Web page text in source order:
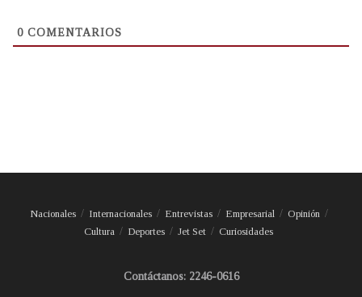
0 COMENTARIOS
Nacionales Internacionales Entrevistas Empresarial
Opinión
Cultura
Deportes Jet Set Curiosidades
Contáctanos: 2246-0616